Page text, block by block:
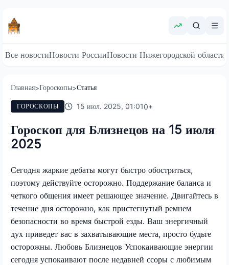
Все новостиНовости РоссииНовости Нижегородской области
Главная>Гороскопы>Статья
ГОРОСКОПЫ 15 июл. 2025, 01:010+
Гороскоп для Близнецов на 15 июля
2025
Сегодня жаркие дебаты могут быстро обостриться,
поэтому действуйте осторожно. Поддержание баланса и
четкого общения имеет решающее значение. Двигайтесь в
течение дня осторожно, как пристегнутый ремнем
безопасности во время быстрой езды. Ваш энергичный
дух приведет вас в захватывающие места, просто будьте
осторожны. Любовь Близнецов Успокаивающие энергии
сегодня успокаивают после недавней ссоры с любимым